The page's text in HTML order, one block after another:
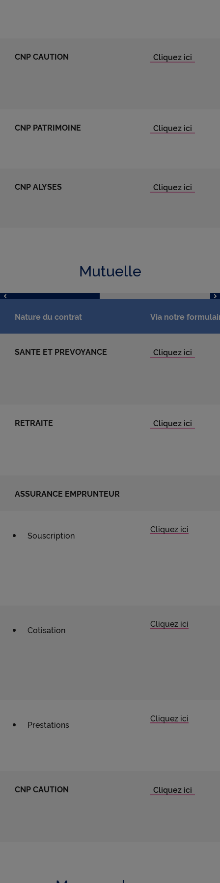
CNP CAUTION
CNP PATRIMOINE
CNP ALYSES
Mutuelle
Nature du contrat Via notre
SANTE ET PREVOYANCE
RETRAITE
ASSURANCE EMPRUNTEUR
Souscription
Cliquez ici
Cotisation
Cliquez ici
Prestations
Cliquez ici
CNP CAUTION